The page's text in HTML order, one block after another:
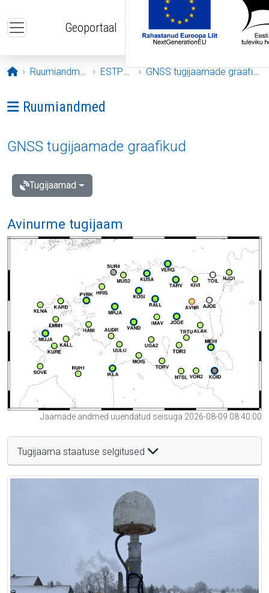
Geoportaal
Avaleht
Ruumiandmed ESTPOS GNSS tugijaamade graafikud
Ava menüü: Ruumiandmed
Ruumiandmed
GNSS tugijaamade graafikud
Tugijaamad
Avinurme tugijaam
Jaamade andmed uuendatud seisuga 2026-08-09 08:40:00
Tugijaama staatuse selgitused